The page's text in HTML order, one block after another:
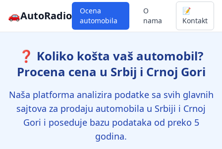
🚗AutoRadio
Ocena
automobila
O
nama
📝
Kontakt
❓ Koliko košta vaš automobil?
Procena cena u Srbij i Crnoj Gori
Naša platforma analizira podatke sa svih glavnih
sajtova za prodaju automobila u Srbiji i Crnoj
Gori i poseduje bazu podataka od preko 5
godina.